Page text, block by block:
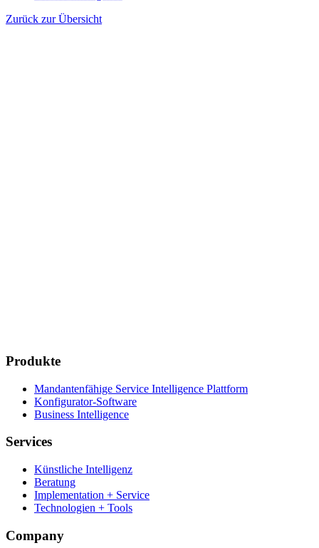
Zurück zur Übersicht
Produkte
Mandantenfähige Service Intelligence Plattform
Konfigurator-Software
Business Intelligence
Services
Künstliche Intelligenz
Beratung
Implementation + Service
Technologien + Tools
Company